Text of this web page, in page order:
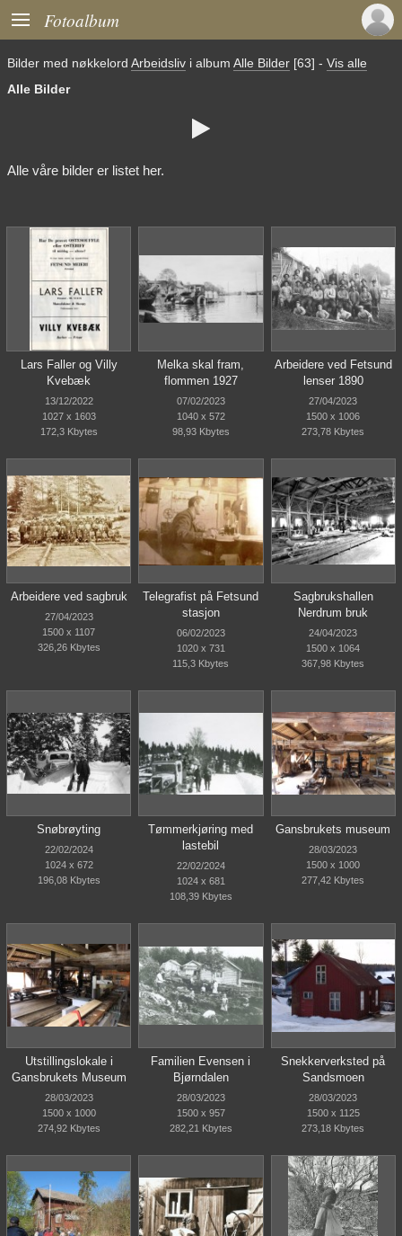
 Fotoalbum
Bilder med nøkkelord Arbeidsliv i album Alle Bilder [63] - Vis alle
Alle Bilder

Alle våre bilder er listet her.
Lars Faller og Villy
Kvebæk
13/12/2022
1027 x 1603
172,3 Kbytes
Melka skal fram,
flommen 1927
07/02/2023
1040 x 572
98,93 Kbytes
Arbeidere ved Fetsund
lenser 1890
27/04/2023
1500 x 1006
273,78 Kbytes
Arbeidere ved sagbruk
27/04/2023
1500 x 1107
326,26 Kbytes
Telegrafist på Fetsund
stasjon
06/02/2023
1020 x 731
115,3 Kbytes
Sagbrukshallen
Nerdrum bruk
24/04/2023
1500 x 1064
367,98 Kbytes
Snøbrøyting
22/02/2024
1024 x 672
196,08 Kbytes
Tømmerkjøring med
lastebil
22/02/2024
1024 x 681
108,39 Kbytes
Gansbrukets museum
28/03/2023
1500 x 1000
277,42 Kbytes
Utstillingslokale i
Gansbrukets Museum
28/03/2023
1500 x 1000
274,92 Kbytes
Familien Evensen i
Bjørndalen
28/03/2023
1500 x 957
282,21 Kbytes
Snekkerverksted på
Sandsmoen
28/03/2023
1500 x 1125
273,18 Kbytes